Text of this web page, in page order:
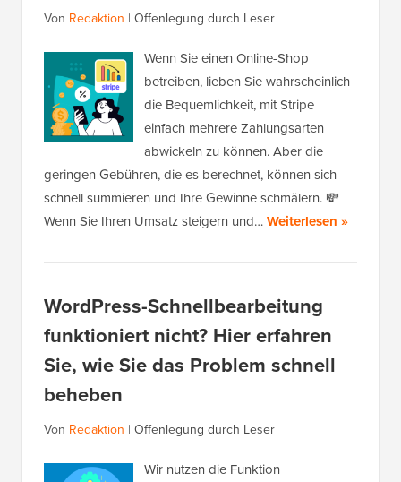
Von Redaktion | Offenlegung durch Leser
Wenn Sie einen Online-Shop
betreiben, lieben Sie wahrscheinlich
die Bequemlichkeit, mit Stripe
einfach mehrere Zahlungsarten
abwickeln zu können. Aber die
geringen Gebühren, die es berechnet, können sich
schnell summieren und Ihre Gewinne schmälern. 💸
Wenn Sie Ihren Umsatz steigern und…Weiterlesen »
WordPress-Schnellbearbeitung
funktioniert nicht? Hier erfahren
Sie, wie Sie das Problem schnell
beheben
Von Redaktion | Offenlegung durch Leser
Wir nutzen die Funktion